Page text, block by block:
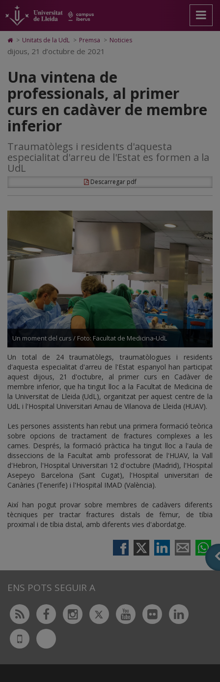
Una
vintena
de
professionals,
al
primer
curs
en
cadàver
de
membre
inferior
pàgina
principal.
Universitat
Lleida
contingut
principal
Mapa
Web.
Universitat
Cerca
Accessibilitat.
Universitat
Lleida
Icono
de
Home
ir
a
la
página
de
inicio
> Unitats de la UdL > Premsa > Noticies
dijous, 21 d’octubre de 2021
Una vintena de
professionals, al primer
curs en cadàver de membre
inferior
Traumatòlegs i residents d'aquesta
especialitat d'arreu de l'Estat es formen a la
UdL
Descarregar pdf
Un moment del curs / Foto: Facultat de Medicina-UdL
Un total de 24 traumatòlegs, traumatòlogues i residents
d'aquesta especialitat d'arreu de l'Estat espanyol han participat
aquest dijous, 21 d'octubre, al primer curs en Cadàver de
membre inferior, que ha tingut lloc a la Facultat de Medicina de
la Universitat de Lleida (UdL), organitzat per aquest centre de la
UdL i l'Hospital Universitari Arnau de Vilanova de Lleida (HUAV).
Les persones assistents han rebut una primera formació teòrica
sobre opcions de tractament de fractures complexes a les
cames. Després, la formació pràctica ha tingut lloc a l'aula de
disseccions de la Facultat amb professorat de l'HUAV, la Vall
d'Hebron, l'Hospital Universitari 12 d'octubre (Madrid), l'Hospital
Asepeyo Barcelona (Sant Cugat), l'Hospital universitari de
Canàries (Tenerife) i l'Hospital IMAD (València).
Així han pogut provar sobre membres de cadàvers diferents
tècniques per tractar fractures distals de fèmur, de tíbia
proximal i de tíbia distal, amb diferents vies d'abordatge.
ENS POTS SEGUIR A
Rss FacebookInstagram
TwitterYoutubeFlickr
UdL
App
Bluesky